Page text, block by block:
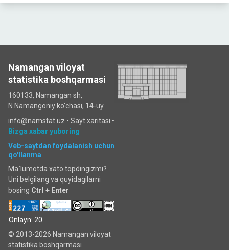
Namangan viloyat
statistika boshqarmasi
160133, Namangan sh,
N.Namangoniy ko'chasi, 14-uy.
info@namstat.uz • Sayt xaritasi •
Bizga xabar yuboring
Veb-saytdan foydalanish uchun
qo'llanma
Ma`lumotda xato topdingizmi?
Uni belgilang va quyidagilarni
bosing Ctrl + Enter
Onlayn: 20
© 2013-2026 Namangan viloyat
statistika boshqarmasi